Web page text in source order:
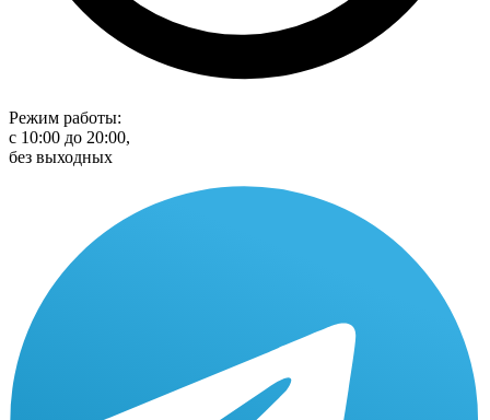
Режим работы:
с 10:00 до 20:00,
без выходных